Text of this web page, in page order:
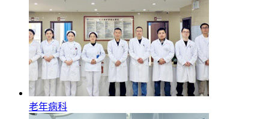
老年病科